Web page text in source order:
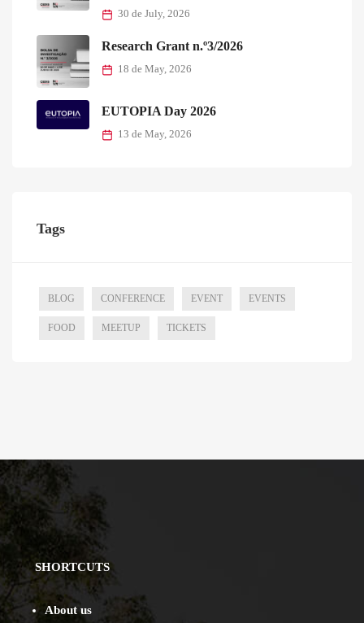
30 de July, 2026
Research Grant n.º3/2026
18 de May, 2026
EUTOPIA Day 2026
13 de May, 2026
Tags
BLOG CONFERENCE EVENT EVENTS
FOOD MEETUP TICKETS
SHORTCUTS
About us